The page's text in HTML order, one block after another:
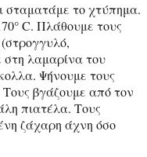
σταματάμε το χτύπημα.
C. Πλάθουμε τους
στη λαμαρίνα του
Ψήνουμε τους
βγάζουμε από τον
πιατέλα. Τους
ζάχαρη άχνη όσο